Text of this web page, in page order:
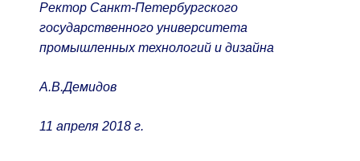
Ректор Санкт-Петербургского
государственного университета
промышленных технологий и дизайна
А.В.Демидов
11 апреля 2018 г.